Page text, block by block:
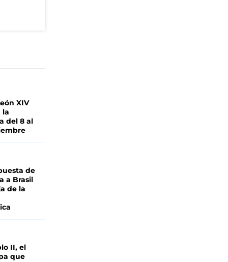
XIV
la
del 8 al
de
a Brasil
de la
II, el
que